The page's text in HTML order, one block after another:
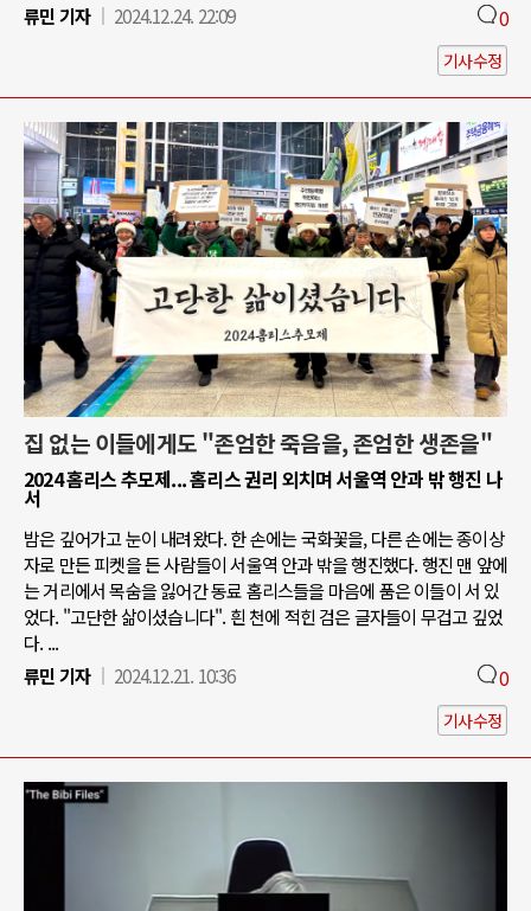
류민 기자
2024.12.24. 22:09 0
기사수정
집 없는 이들에게도 "존엄한 죽음을, 존엄한 생존을"
2024 홈리스 추모제... 홈리스 권리 외치며 서울역 안과 밖 행진 나
서
밤은 깊어가고 눈이 내려왔다. 한 손에는 국화꽃을, 다른 손에는 종이상
자로 만든 피켓을 든 사람들이 서울역 안과 밖을 행진했다. 행진 맨 앞에
는 거리에서 목숨을 잃어간 동료 홈리스들을 마음에 품은 이들이 서 있
었다. "고단한 삶이셨습니다". 흰 천에 적힌 검은 글자들이 무겁고 깊었
다. ...
류민 기자
2024.12.21. 10:36 0
기사수정